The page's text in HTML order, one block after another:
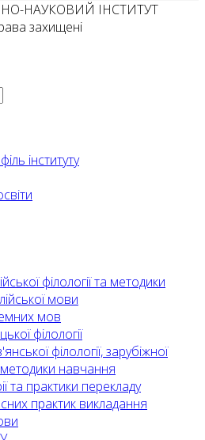
НАУКОВИЙ ІНСТИТУТ
захищені
інституту
філології та методики
мови
мов
філології
філології, зарубіжної
методики навчання
та практики перекладу
практик викладання